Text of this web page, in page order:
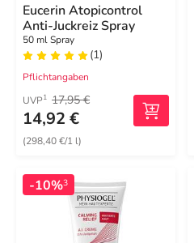
Eucerin Atopicontrol
Anti-Juckreiz Spray
50 ml Spray
(1)
Pflichtangaben
UVP1 17,95 €
14,92 €
(298,40 €/1 l)
-10%3